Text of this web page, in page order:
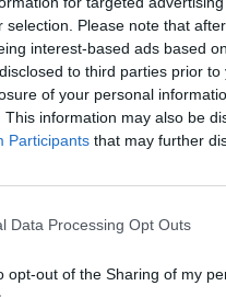
selection. Please note that
interest-based ads based
to third parties prior
of your personal
This information may also be
Participants that may further
Data Processing Opt Outs
opt-out of the Sharing of my
Τοποθεσία:
Vox, Ιερά
VOX
πρώτοι όλες τις